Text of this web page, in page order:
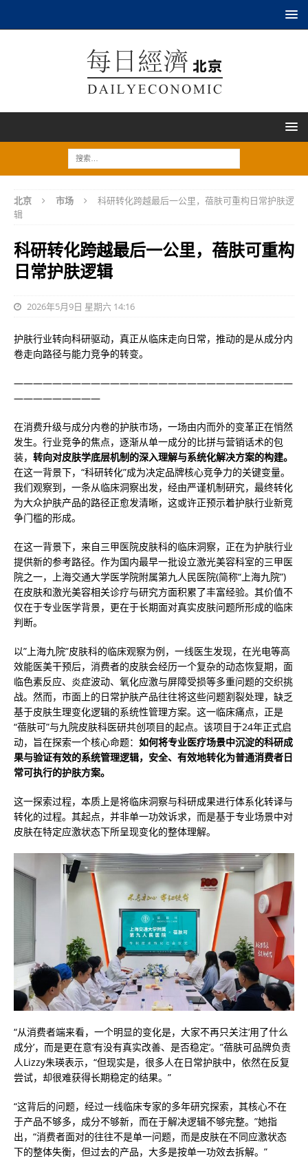
北京 市场
科研转化跨越最后一公里，蓓肤可重构日常护肤逻
辑
科研转化跨越最后一公里，蓓肤可重构
日常护肤逻辑
2026年5月9日 星期六 14:16
护肤行业转向科研驱动，真正从临床走向日常，推动的是从成分内
卷走向路径与能力竞争的转变。
—————————————————————————————
—————————
在消费升级与成分内卷的护肤市场，一场由内而外的变革正在悄然
发生。行业竞争的焦点，逐渐从单一成分的比拼与营销话术的包
装， 转向对皮肤学底层机制的深入理解与系统化解决方案的构建。
在这一背景下，“科研转化”成为决定品牌核心竞争力的关键变量。
我们观察到，一条从临床洞察出发，经由严谨机制研究，最终转化
为大众护肤产品的路径正愈发清晰，这或许正预示着护肤行业新竞
争门槛的形成。
在这一背景下，来自三甲医院皮肤科的临床洞察，正在为护肤行业
提供新的参考路径。作为国内最早一批设立激光美容科室的三甲医
院之一，上海交通大学医学院附属第九人民医院(简称“上海九院”)
在皮肤和激光美容相关诊疗与研究方面积累了丰富经验。其价值不
仅在于专业医学背景，更在于长期面对真实皮肤问题所形成的临床
判断。
以”上海九院”皮肤科的临床观察为例，一线医生发现，在光电等高
效能医美干预后，消费者的皮肤会经历一个复杂的动态恢复期，面
临色素反应、炎症波动、氧化应激与屏障受损等多重问题的交织挑
战。然而，市面上的日常护肤产品往往将这些问题割裂处理，缺乏
基于皮肤生理变化逻辑的系统性管理方案。这一临床痛点，正是
“蓓肤可”与九院皮肤科医研共创项目的起点。该项目于24年正式启
动，旨在探索一个核心命题： 如何将专业医疗场景中沉淀的科研成
果与验证有效的系统管理逻辑，安全、有效地转化为普通消费者日
常可执行的护肤方案。
这一探索过程，本质上是将临床洞察与科研成果进行体系化转译与
转化的过程。其起点，并非单一功效诉求，而是基于专业场景中对
皮肤在特定应激状态下所呈现变化的整体理解。
“从消费者端来看，一个明显的变化是，大家不再只关注‘用了什么
成分’，而是更在意‘有没有真实改善、是否稳定’。”蓓肤可品牌负责
人Lizzy朱瑛表示，“但现实是，很多人在日常护肤中，依然在反复
尝试，却很难获得长期稳定的结果。”
“这背后的问题，经过一线临床专家的多年研究探索，其核心不在
于产品不够多，成分不够新，而在于解决逻辑不够完整。”她指
出，“消费者面对的往往不是单一问题，而是皮肤在不同应激状态
下的整体失衡，但过去的产品，大多是按单一功效去拆解。”